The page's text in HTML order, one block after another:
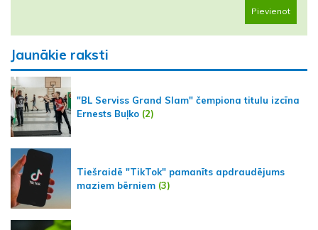
Pievienot
Jaunākie raksti
"BL Serviss Grand Slam" čempiona titulu izcīna
Ernests Buļko (2)
Tiešraidē "TikTok" pamanīts apdraudējums
maziem bērniem (3)